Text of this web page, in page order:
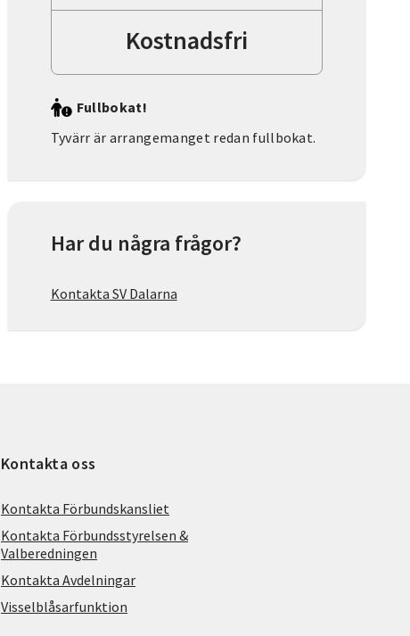
Kostnadsfri
Fullbokat!
Tyvärr är arrangemanget redan fullbokat.
Har du några frågor?
Kontakta SV Dalarna
Kontakta oss
Kontakta Förbundskansliet
Kontakta Förbundsstyrelsen &
Valberedningen
Kontakta Avdelningar
Visselblåsarfunktion